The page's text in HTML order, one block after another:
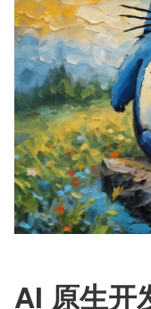
AI 原生